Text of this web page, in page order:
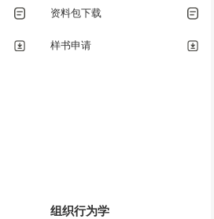
资料包下载
样书申请
组织行为学